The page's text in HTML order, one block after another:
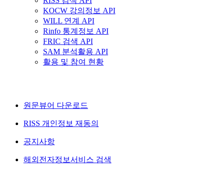
KOCW 강의정보 API
WILL 연계 API
Rinfo 통계정보 API
FRIC 검색 API
SAM 분석활용 API
활용 및 참여 현황
원문뷰어 다운로드
RISS 개인정보 재동의
공지사항
해외전자정보서비스 검색